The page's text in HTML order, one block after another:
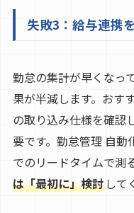
失敗3：給与連携
勤怠の集計が早くなっ
果が半減します。おす
の取り込み仕様を確認
要です。勤怠管理 自
でのリードタイムで測
は「最初に」検討して